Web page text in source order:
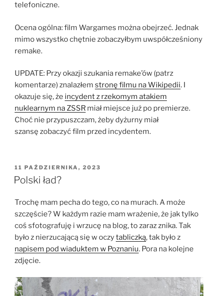
telefoniczne.
Ocena ogólna: film Wargames można obejrzeć. Jednak
mimo wszystko chętnie zobaczyłbym uwspółcześniony
remake.
UPDATE: Przy okazji szukania remake’ów (patrz
komentarze) znalazłem stronę filmu na Wikipedii. I
okazuje się, że incydent z rzekomym atakiem
nuklearnym na ZSSR miał miejsce już po premierze.
Choć nie przypuszczam, żeby dyżurny miał
szansę zobaczyć film przed incydentem.
OPUBLIKOWANE
W
11 PAŹDZIERNIKA, 2023
Polski ład?
Trochę mam pecha do tego, co na murach. A może
szczęście? W każdym razie mam wrażenie, że jak tylko
coś sfotografuję i wrzucę na blog, to zaraz znika. Tak
było z nierzucającą się w oczytabliczką, tak było z
napisem pod wiaduktem w Poznaniu. Pora na kolejne
zdjęcie.